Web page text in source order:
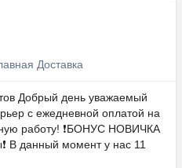
Доставка
Добрый день уважаемый
с ежедневной оплатой на
работу! ❗️БОНУС НОВИЧКА
В данный момент у нас 11